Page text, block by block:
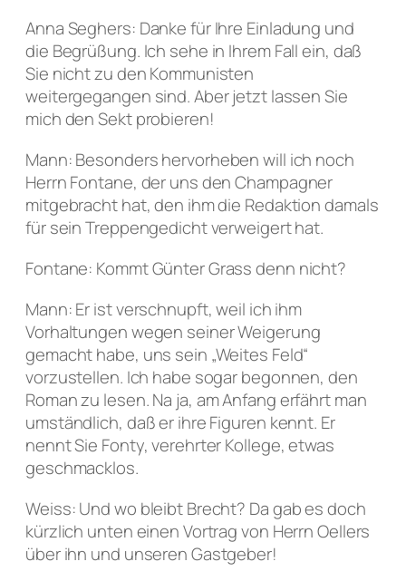
Anna Seghers: Danke für Ihre Einladung und
die Begrüßung. Ich sehe in Ihrem Fall ein, daß
Sie nicht zu den Kommunisten
weitergegangen sind. Aber jetzt lassen Sie
mich den Sekt probieren!
Mann: Besonders hervorheben will ich noch
Herrn Fontane, der uns den Champagner
mitgebracht hat, den ihm die Redaktion damals
für sein Treppengedicht verweigert hat.
Fontane: Kommt Günter Grass denn nicht?
Mann: Er ist verschnupft, weil ich ihm
Vorhaltungen wegen seiner Weigerung
gemacht habe, uns sein „Weites Feld“
vorzustellen. Ich habe sogar begonnen, den
Roman zu lesen. Na ja, am Anfang erfährt man
umständlich, daß er ihre Figuren kennt. Er
nennt Sie Fonty, verehrter Kollege, etwas
geschmacklos.
Weiss: Und wo bleibt Brecht? Da gab es doch
kürzlich unten einen Vortrag von Herrn Oellers
über ihn und unseren Gastgeber!